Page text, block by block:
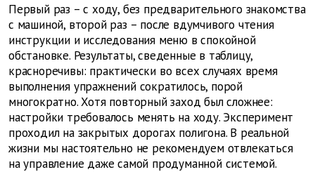
Первый раз – с ходу, без предварительного знакомства
с машиной, второй раз – после вдумчивого чтения
инструкции и исследования меню в спокойной
обстановке. Результаты, сведенные в таблицу,
красноречивы: практически во всех случаях время
выполнения упражнений сократилось, порой
многократно. Хотя повторный заход был сложнее:
настройки требовалось менять на ходу. Эксперимент
проходил на закрытых дорогах полигона. В реальной
жизни мы настоятельно не рекомендуем отвлекаться
на управление даже самой продуманной системой.